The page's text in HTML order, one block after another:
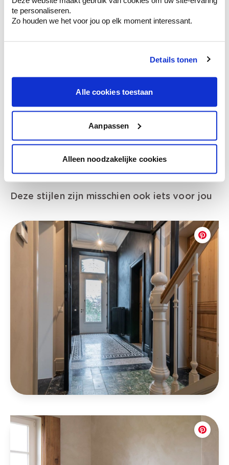
te personaliseren.
Zo houden we het voor jou op elk moment interessant.
Details tonen
Alle cookies toestaan
Aanpassen
Alleen noodzakelijke cookies
van je muren.
Bekijk je kleur in de winkel
Ontdek er kleurechte stalen van je
Bekijk er de bijhorende tinten om je kleur
te verfijnen.
Krijg persoonlijk advies om kleuren te
combineren.
Deze stijlen zijn misschien ook iets voor jou